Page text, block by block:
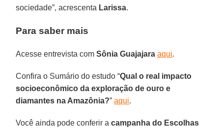
sociedade”, acrescenta Larissa.
Para saber mais
Acesse entrevista comSônia Guajajara aqui.
Confira o Sumário do estudo “Qual o real impacto
socioeconômico da exploração de ouro e
diamantes na Amazônia?”aqui.
Você ainda pode conferir acampanha do Escolhas